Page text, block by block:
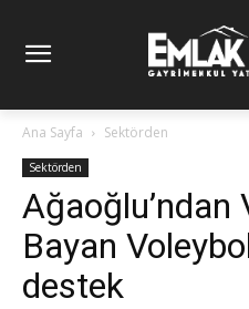
Ana Sayfa Sektörden
Sektörden
Ağaoğlu’ndan
Bayan Voleybol
destek